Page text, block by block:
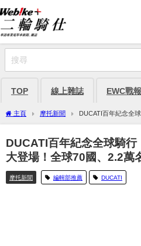
TOP 線上雜誌 EWC戰報
主頁 摩托新聞
DUCATI百年紀念全
球70國、2.2萬名車迷同步熱血集結
DUCATI百年紀念全球騎
大登場！全球70國、2.2萬
摩托新聞 編輯部推薦 DUCATI